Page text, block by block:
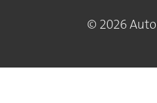
© 2026